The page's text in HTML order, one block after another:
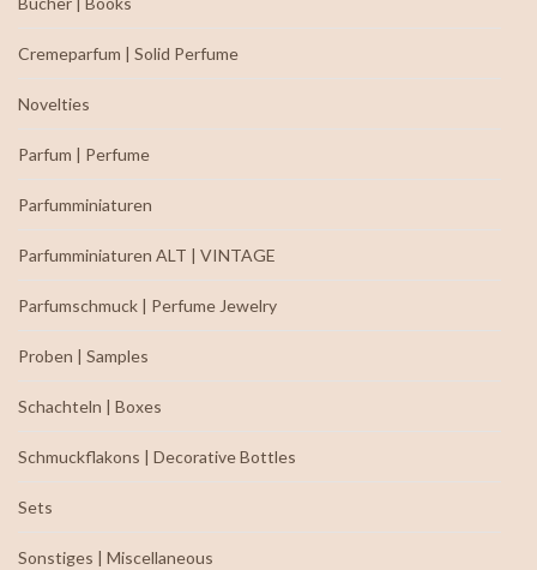
Cremeparfum | Solid Perfume
Novelties
Parfum | Perfume
Parfumminiaturen
Parfumminiaturen ALT | VINTAGE
Parfumschmuck | Perfume Jewelry
Proben | Samples
Schachteln | Boxes
Schmuckflakons | Decorative Bottles
Sets
Sonstiges | Miscellaneous